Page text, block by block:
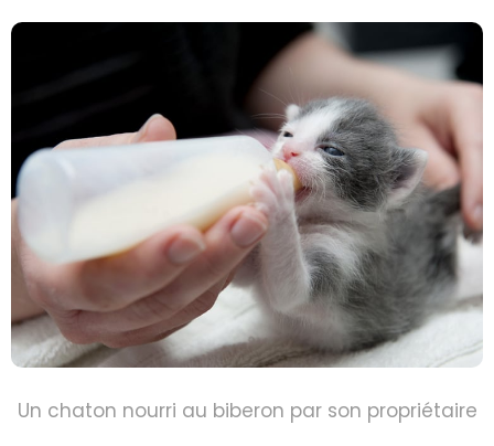
Un chaton nourri au biberon par son propriétaire